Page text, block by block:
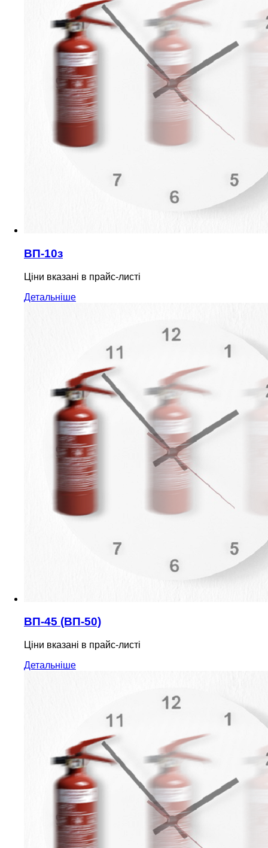
ВП-10з
Ціни вказані в прайс-листі
Детальніше
ВП-45 (ВП-50)
Ціни вказані в прайс-листі
Детальніше